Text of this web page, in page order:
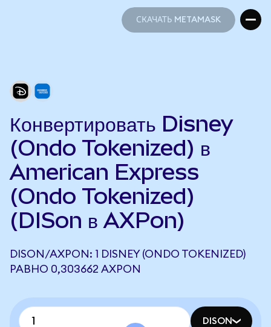
СКАЧАТЬ METAMASK
Конвертировать Disney
(Ondo Tokenized) в
American Express
(Ondo Tokenized)
(DISon в AXPon)
DISON/AXPON: 1 DISNEY (ONDO TOKENIZED)
РАВНО 0,303662 AXPON
DISON